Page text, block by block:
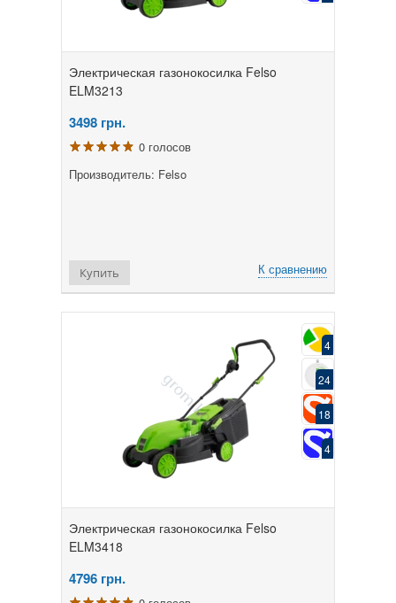
Электрическая газонокосилка Felso
ELM3213
3498 грн.
0 голосов
Производитель: Felso
К сравнению
Купить
4
24
18
4
Электрическая газонокосилка Felso
ELM3418
4796 грн.